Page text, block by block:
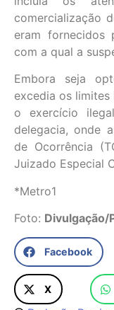
comercialização
eram fornecidos
com a qual a
Embora seja
excedia os
o exercício
delegacia, onde
de Ocorrência
Juizado Especial
*Metro1
Foto: Divulgação/
Facebook
X